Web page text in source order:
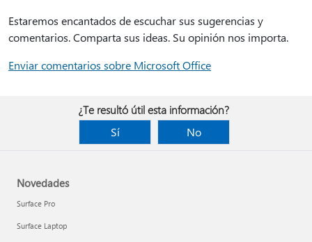
Estaremos encantados de escuchar sus sugerencias y
comentarios. Comparta sus ideas. Su opinión nos importa.
Enviar comentarios sobre Microsoft Office
¿Te resultó útil esta información?
Sí
No
Novedades
Surface Pro
Surface Laptop